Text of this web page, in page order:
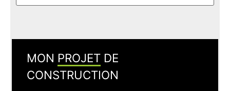
MON PROJET DE
CONSTRUCTION